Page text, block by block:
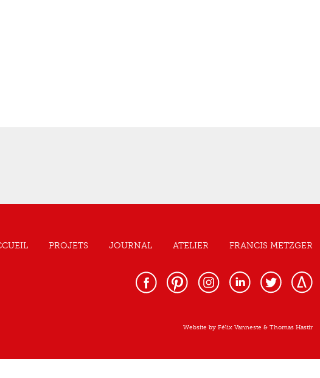
PROJETS JOURNAL ATELIER FRANCIS METZGER
Website by Félix Vanneste & Thomas Hastir